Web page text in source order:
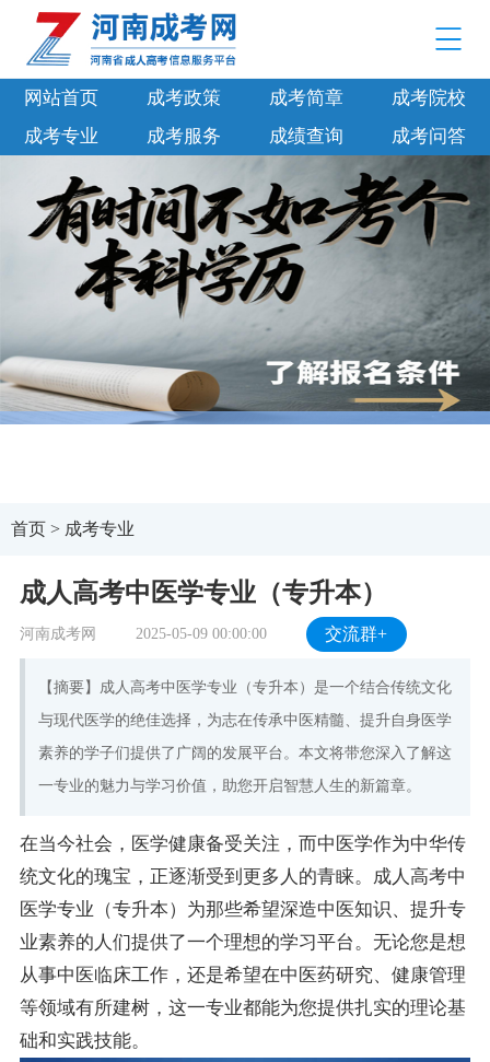
网站首页 成考政策 成考简章
成考院校
成考专业
成考服务 成绩查询 成考问答
首页> 成考专业
成人高考中医学专业（专升本）
河南成考网 2025-05-09 00:00:00 交流群+
【摘要】成人高考中医学专业（专升本）是一个结合传统文化
与现代医学的绝佳选择，为志在传承中医精髓、提升自身医学
素养的学子们提供了广阔的发展平台。本文将带您深入了解这
一专业的魅力与学习价值，助您开启智慧人生的新篇章。
在当今社会，医学健康备受关注，而中医学作为中华传
统文化的瑰宝，正逐渐受到更多人的青睐。成人高考中
医学专业（专升本）为那些希望深造中医知识、提升专
业素养的人们提供了一个理想的学习平台。无论您是想
从事中医临床工作，还是希望在中医药研究、健康管理
等领域有所建树，这一专业都能为您提供扎实的理论基
础和实践技能。